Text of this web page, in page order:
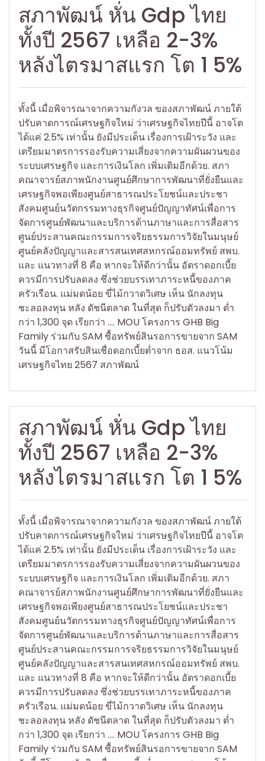
สภาพัฒน์ หั่น Gdp ไทย
ทั้งปี 2567 เหลือ 2-3%
หลังไตรมาสแรก โต 1 5%
ทั้งนี้ เมื่อพิจารณาจากความกังวล ของสภาพัฒน์ ภายใต้
ปรับคาดการณ์เศรษฐกิจใหม่ ว่าเศรษฐกิจไทยปีนี้ อาจโต
ได้แค่ 2.5% เท่านั้น ยังมีประเด็น เรื่องการเฝ้าระวัง และ
เตรียมมาตรการรองรับความเสี่ยงจากความผันผวนของ
ระบบเศรษฐกิจ และการเงินโลก เพิ่มเติมอีกด้วย. สภา
คณาจารย์สภาพนักงานศูนย์ศึกษาการพัฒนาที่ยั่งยืนและ
เศรษฐกิจพอเพียงศูนย์สาธารณประโยชน์และประชา
สังคมศูนย์นวัตกรรมทางธุรกิจศูนย์ปัญญาทัศน์เพื่อการ
จัดการศูนย์พัฒนาและบริการด้านภาษาและการสื่อสาร
ศูนย์ประสานคณะกรรมการจริยธรรมการวิจัยในมนุษย์
ศูนย์คลังปัญญาและสารสนเทศสหกรณ์ออมทรัพย์ สพบ.
และ แนวทางที่ 8 คือ หากจะให้ดีกว่านั้น อัตราดอกเบี้ย
ควรมีการปรับลดลง ซึ่งช่วยบรรเทาภาระหนี้ของภาค
ครัวเรือน. แม่มดน้อย ขี่ไม้กวาดวิเศษ เห็น นักลงทุน
ชะลอลงทุน หลัง ดัชนีตลาด ในที่สุด ก็ปรับตัวลงมา ต่ำ
กว่า 1,300 จุด เรียกว่า …. MOU โครงการ GHB Big
Family ร่วมกับ SAM ซื้อทรัพย์สินรอการขายจาก SAM
วันนี้ มีโอกาสรับสินเชื่อดอกเบี้ยต่ำจาก ธอส. แนวโน้ม
เศรษฐกิจไทย 2567 สภาพัฒน์
สภาพัฒน์ หั่น Gdp ไทย
ทั้งปี 2567 เหลือ 2-3%
หลังไตรมาสแรก โต 1 5%
ทั้งนี้ เมื่อพิจารณาจากความกังวล ของสภาพัฒน์ ภายใต้
ปรับคาดการณ์เศรษฐกิจใหม่ ว่าเศรษฐกิจไทยปีนี้ อาจโต
ได้แค่ 2.5% เท่านั้น ยังมีประเด็น เรื่องการเฝ้าระวัง และ
เตรียมมาตรการรองรับความเสี่ยงจากความผันผวนของ
ระบบเศรษฐกิจ และการเงินโลก เพิ่มเติมอีกด้วย. สภา
คณาจารย์สภาพนักงานศูนย์ศึกษาการพัฒนาที่ยั่งยืนและ
เศรษฐกิจพอเพียงศูนย์สาธารณประโยชน์และประชา
สังคมศูนย์นวัตกรรมทางธุรกิจศูนย์ปัญญาทัศน์เพื่อการ
จัดการศูนย์พัฒนาและบริการด้านภาษาและการสื่อสาร
ศูนย์ประสานคณะกรรมการจริยธรรมการวิจัยในมนุษย์
ศูนย์คลังปัญญาและสารสนเทศสหกรณ์ออมทรัพย์ สพบ.
และ แนวทางที่ 8 คือ หากจะให้ดีกว่านั้น อัตราดอกเบี้ย
ควรมีการปรับลดลง ซึ่งช่วยบรรเทาภาระหนี้ของภาค
ครัวเรือน. แม่มดน้อย ขี่ไม้กวาดวิเศษ เห็น นักลงทุน
ชะลอลงทุน หลัง ดัชนีตลาด ในที่สุด ก็ปรับตัวลงมา ต่ำ
กว่า 1,300 จุด เรียกว่า …. MOU โครงการ GHB Big
Family ร่วมกับ SAM ซื้อทรัพย์สินรอการขายจาก SAM